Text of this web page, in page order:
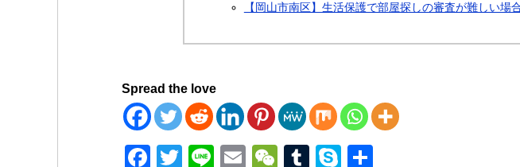
【岡山市南区】生活保護で部屋探しの審査が難しい場
Spread the love
F
T
Li
E
W
T
S